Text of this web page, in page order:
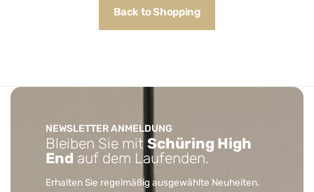
Back to Shopping
NEWSLETTER ANMELDUNG
Bleiben Sie mit Schüring High
End auf dem Laufenden.
Erhalten Sie regelmäßig ausgewählte Neuheiten,